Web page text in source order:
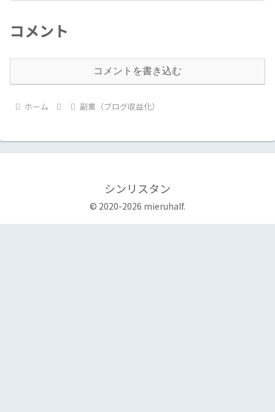
コメント
コメントを書き込む
ホーム 副業（ブログ収益化）
シンリスタン
© 2020-2026 mieruhalf.